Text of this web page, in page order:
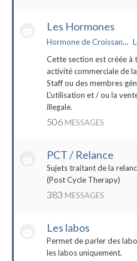
Les Hormones
Hormone de Croissance (HGH)
Cette section est créée à
activité commerciale de
Staff ou des membres
L'utilisation et / ou la
illegale.
506 MESSAGES
PCT / Relance
Sujets traitant de la
(Post Cycle Therapy)
383 MESSAGES
Les labos
Permet de parler des
les labos uniquement.